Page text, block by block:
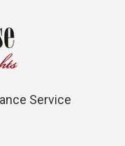
Service